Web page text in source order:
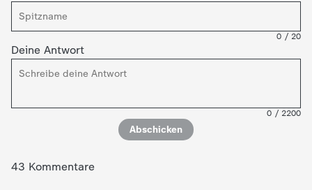
0 / 20
Deine Antwort
0 / 2200
Abschicken
43 Kommentare